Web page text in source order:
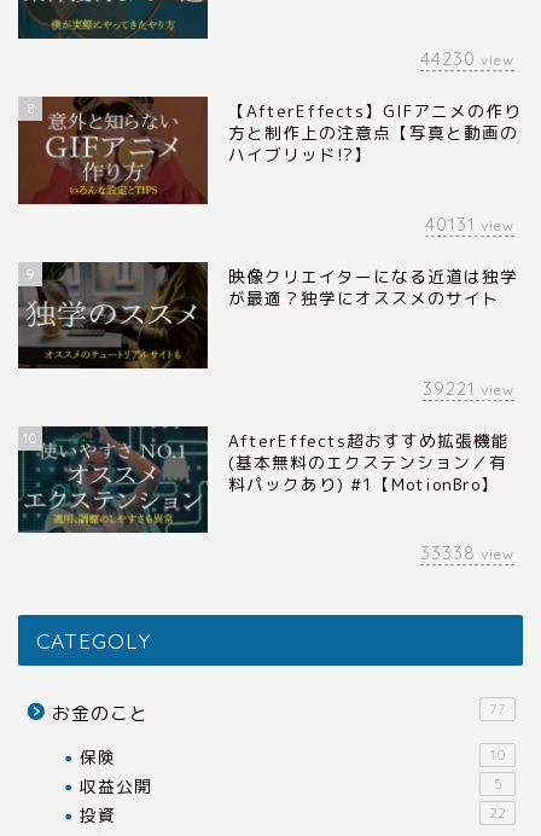
44230 view
8
【AfterEffects】GIFアニメの作り
方と制作上の注意点【写真と動画の
ハイブリッド!?】
40131 view
9
映像クリエイターになる近道は独学
が最適？独学にオススメのサイト
39221 view
10
AfterEffects超おすすめ拡張機能
(基本無料のエクステンション／有
料パックあり) #1【MotionBro】
33338 view
CATEGOLY
お金のこと 77
保険 10
収益公開 5
投資 22